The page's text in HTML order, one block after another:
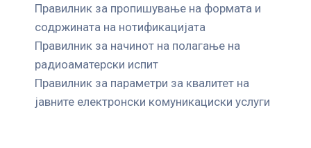
Правилник за пропишување на формата и
содржината на нотификацијата
Правилник за начинот на полагање на
радиоаматерски испит
Правилник за параметри за квалитет на
јавните елeктронски комуникациски услуги